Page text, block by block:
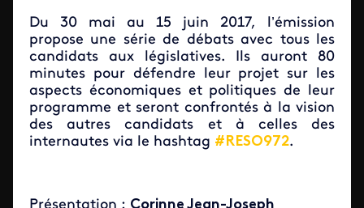
Du 30 mai au 15 juin 2017, l’émission
propose une série de débats avec tous les
candidats aux législatives. Ils auront 80
minutes pour défendre leur projet sur les
aspects économiques et politiques de leur
programme et seront confrontés à la vision
des autres candidats et à celles des
internautes via le hashtag #RESO972.
Présentation : Corinne Jean-Joseph